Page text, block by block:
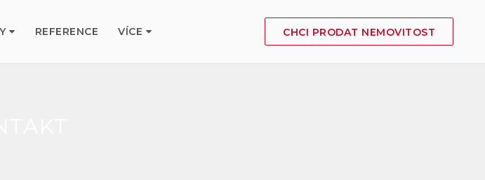
REFERENCE VÍCE CHCI PRODAT NEMOVITOST